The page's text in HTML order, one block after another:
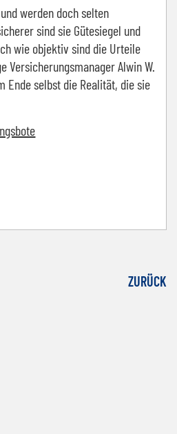
werden doch selten
sind sie Gütesiegel und
wie objektiv sind die Urteile
Alwin W.
Ende selbst die Realität, die sie
ZURÜCK